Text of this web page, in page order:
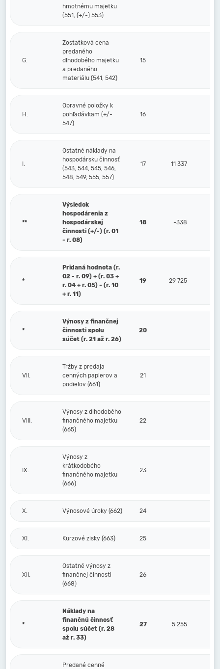
hmotnému majetku
(551, (+/-) 553)
G.
Zostatková cena
predaného
dlhodobého majetku
a predaného
materiálu (541, 542)
15
H.
Opravné položky k
pohľadávkam (+/-
547)
16
I.
Ostatné náklady na
hospodársku činnosť
(543, 544, 545, 546,
548, 549, 555, 557)
17 11 337
**
Výsledok
hospodárenia z
hospodárskej
činnosti (+/-) (r. 01
- r. 08)
18 -338
*
Pridaná hodnota (r.
02 - r. 09) + (r. 03 +
r. 04 + r. 05) - (r. 10
+ r. 11)
19 29 725
*
Výnosy z finančnej
činnosti spolu
súčet (r. 21 až r. 26)
20
VII.
Tržby z predaja
cenných papierov a
podielov (661)
21
VIII.
Výnosy z dlhodobého
finančného majetku
(665)
22
IX.
Výnosy z
krátkodobého
finančného majetku
(666)
23
X. Výnosové úroky (662) 24
XI. Kurzové zisky (663) 25
XII.
Ostatné výnosy z
finančnej činnosti
(668)
26
*
Náklady na
finančnú činnosť
spolu súčet (r. 28
až r. 33)
27 5 255
Predané cenné